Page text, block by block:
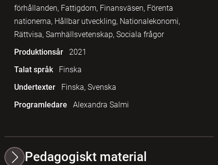
förhållanden, Fattigdom, Finansväsen, Förenta
nationerna, Hållbar utveckling, Nationalekonomi,
Rättvisa, Samhällsvetenskap, Sociala frågor
Produktionsår
2021
Talat språk
Finska
Undertexter
Finska, Svenska
Programledare
Alexandra Salmi
Pedagogiskt material